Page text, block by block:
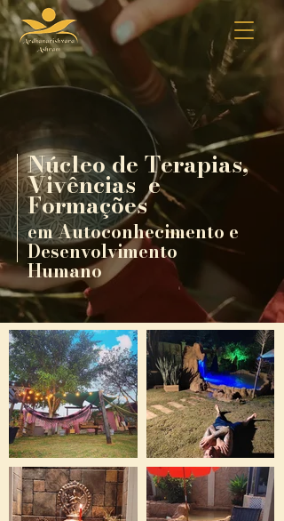
Núcleo de Terapias,
Vivências e
Formações
em Autoconhecimento e
Desenvolvimento
Humano